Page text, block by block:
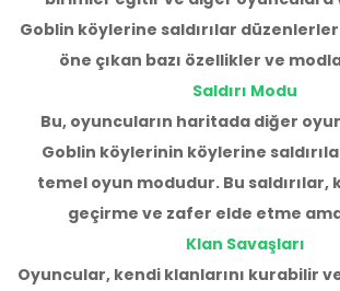
Goblin köylerine saldırılar
öne çıkan bazı özellikler ve
Saldırı Modu
Bu, oyuncuların haritada diğer
Goblin köylerinin köylerine
temel oyun modudur. Bu saldırılar,
geçirme ve zafer elde etme
Klan Savaşları
Oyuncular, kendi klanlarını kurabilir